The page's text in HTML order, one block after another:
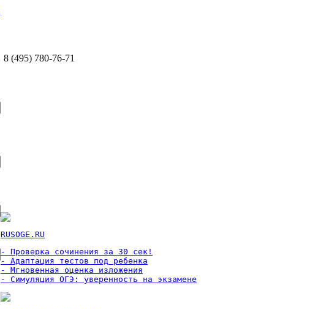
8 (495) 780-76-71
RUSOGE.RU
- Проверка сочинения за 30 сек!
- Адаптация тестов под ребенка
- Мгновенная оценка изложения
- Симуляция ОГЭ: уверенность на экзамене